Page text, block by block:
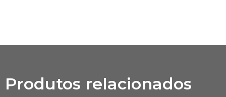
Produtos relacionados